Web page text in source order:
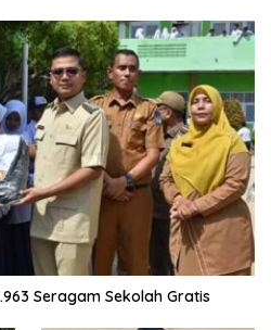
Seragam Sekolah Gratis